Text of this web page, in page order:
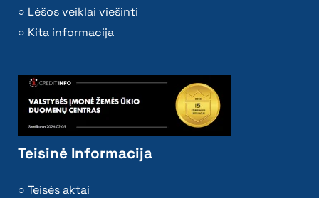
Lėšos veiklai viešinti
Kita informacija
Teisinė Informacija
Teisės aktai